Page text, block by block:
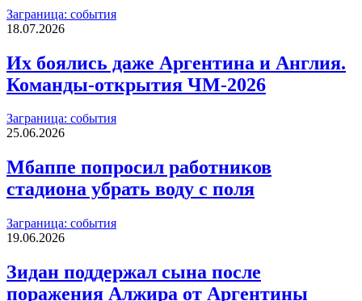
Заграница: события
18.07.2026
Их боялись даже Аргентина и Англия.
Команды-открытия ЧМ-2026
Заграница: события
25.06.2026
Мбаппе попросил работников
стадиона убрать воду с поля
Заграница: события
19.06.2026
Зидан поддержал сына после
поражения Алжира от Аргентины